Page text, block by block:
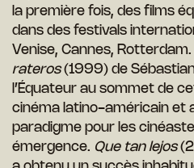
la première fois, des films
dans des festivals
Venise, Cannes, Rotterdam.
rateros(1999) de
l’Équateur au sommet de
cinéma latino-américain et
paradigme pour les
émergence. Que tan lejos